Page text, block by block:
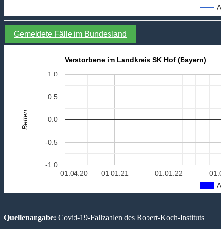
Gemeldete Fälle im Bundesland
Verstorbene im Landkreis SK Hof (Bayern)
01.01.21 01.01.22
01.04.20
-1.0
-0.5
0.0
0.5
1.0
Betten
Quellenangabe: Covid-19-Fallzahlen des Robert-Koch-Instituts